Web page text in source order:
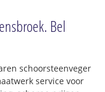
Bel
schoorsteenveger
service voor